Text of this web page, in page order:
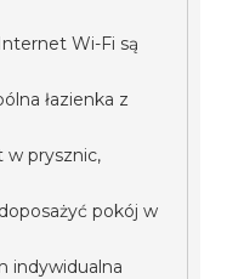
Wi-Fi są
łazienka z
w prysznic,
pokój w
indywidualna